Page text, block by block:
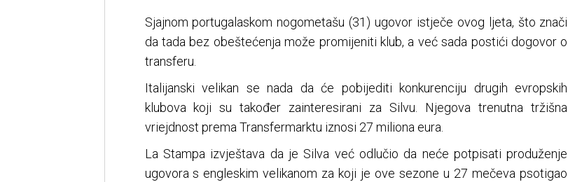
Sjajnom portugalaskom nogometašu (31) ugovor istječe ovog ljeta, što znači
da tada bez obeštećenja može promijeniti klub, a već sada postići dogovor o
transferu.
Italijanski velikan se nada da će pobijediti konkurenciju drugih evropskih
klubova koji su također zainteresirani za Silvu. Njegova trenutna tržišna
vriejdnost prema Transfermarktu iznosi 27 miliona eura.
La Stampa izvještava da je Silva već odlučio da neće potpisati produženje
ugovora s engleskim velikanom za koji je ove sezone u 27 mečeva psotigao